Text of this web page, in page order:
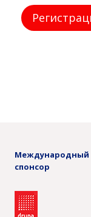
Международный
спонсор